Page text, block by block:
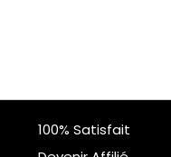
100% Satisfait